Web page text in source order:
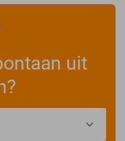
uit